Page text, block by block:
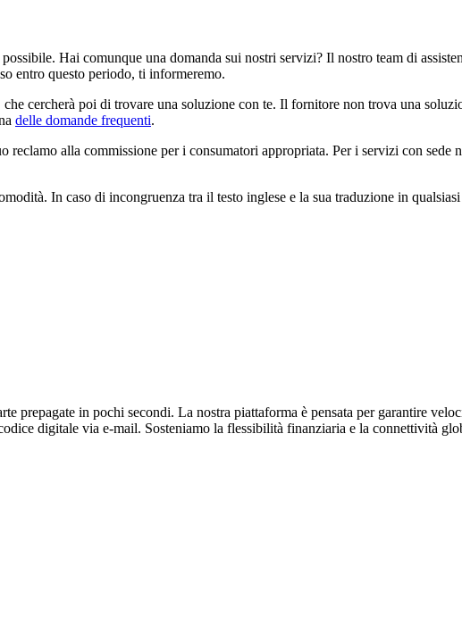
Hai comunque una domanda sui nostri servizi? Il nostro team di
entro questo periodo, ti informeremo.
cercherà poi di trovare una soluzione con te. Il fornitore non trova una
delle domande frequenti.
alla commissione per i consumatori appropriata. Per i servizi con sede
In caso di incongruenza tra il testo inglese e la sua traduzione in
prepagate in pochi secondi. La nostra piattaforma è pensata per garantire
digitale via e-mail. Sosteniamo la flessibilità finanziaria e la connettività